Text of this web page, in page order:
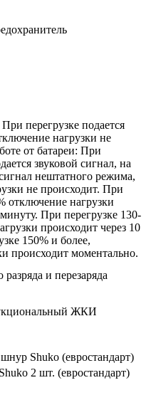
перегрузке подается
нагрузки не
от батареи: При
звуковой сигнал, на
нештатного режима,
не происходит. При
отключение нагрузки
При перегрузке 130-
происходит через 10
150% и более,
происходит моментально.
и перезаряда
ЖКИ
Shuko (евростандарт)
2 шт. (евростандарт)